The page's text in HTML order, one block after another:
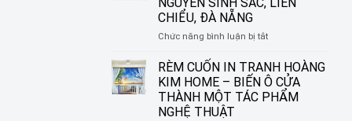
CHIỂU, ĐÀ NẴNG
Chức năng bình luận bị tắtở
KIM
HOME
THI
CÔNG
RÈM CUỐN IN TRANH HOÀNG
KIM HOME – BIẾN Ô CỬA
THÀNH MỘT TÁC PHẨM
NGHỆ THUẬT